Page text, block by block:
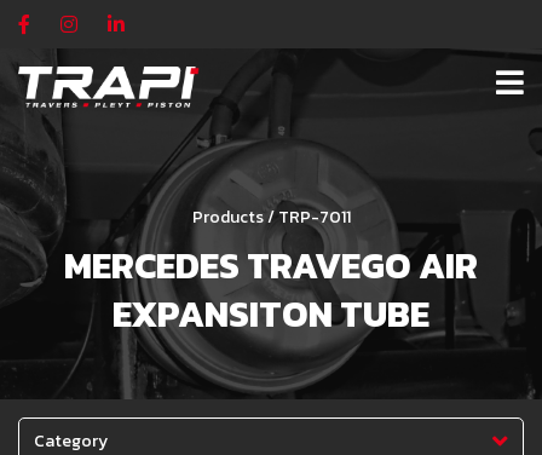
Products / TRP-7011
MERCEDES TRAVEGO AIR
EXPANSITON TUBE
Category